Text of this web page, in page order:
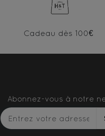
Cadeau dès 100€
Abonnez-vous à notre